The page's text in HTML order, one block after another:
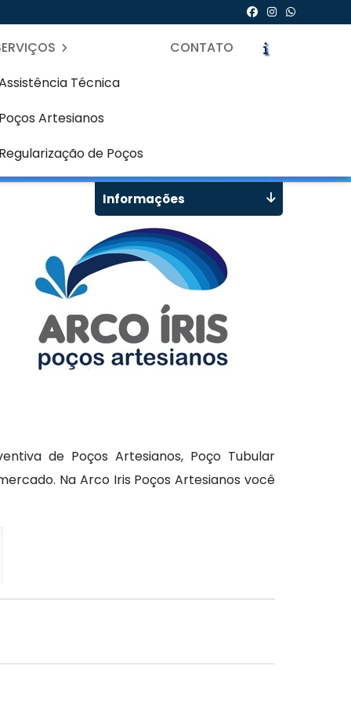
Técnica
Poços Artesianos
Regularização de Poços
CONTATO
de Poços Artesianos, Poço Tubular
Na Arco Iris Poços Artesianos você
Informações